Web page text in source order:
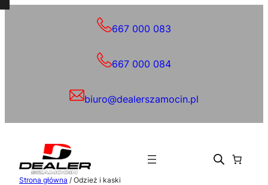
667 000 083
667 000 084
biuro@dealerszamocin.pl
Strona główna / Odzież i kaski